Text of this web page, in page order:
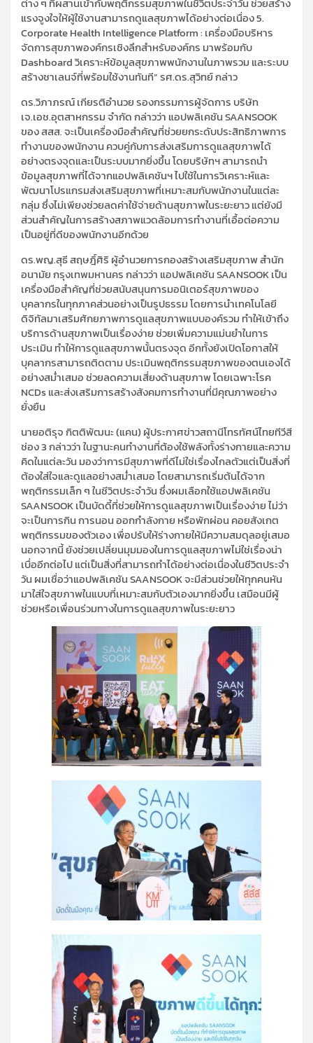
แรงจูงใจให้ผู้ใช้งานสามารถดูแลสุขภาพได้อย่างต่อเนื่อง 5.
Corporate Health Intelligence Platform : เครื่องมือบริหาร
จัดการสุขภาพองค์กรเชิงลึกสำหรับองค์กร มาพร้อมกับ
Dashboard วิเคราะห์ข้อมูลสุขภาพพนักงานในภาพรวม และระบบ
สร้างชาเลนจ์ที่พร้อมใช้งานทันที” รศ.ดร.สุวิทย์ กล่าว
ดร.วิภาภรณ์ เกียรติอำนวย รองกรรมการผู้จัดการ บริษัท
เจ.เอช.อุตสาหกรรม จำกัด กล่าวว่า แอปพลิเคชัน SAANSOOK
ของ สสส. จะเป็นเครื่องมือสำคัญที่ช่วยยกระดับประสิทธิภาพการ
ทำงานของพนักงาน ควบคู่กับการส่งเสริมการดูแลสุขภาพได้
อย่างตรงจุดและเป็นระบบมากยิ่งขึ้น โดยบริษัทฯ สามารถนำ
ข้อมูลสุขภาพที่ได้จากแอปพลิเคชันฯ ไปใช้ในการวิเคราะห์และ
พัฒนาโปรแกรมส่งเสริมสุขภาพที่เหมาะสมกับพนักงานในแต่ละ
กลุ่ม ซึ่งไม่เพียงช่วยลดค่าใช้จ่ายด้านสุขภาพในระยะยาว แต่ยังมี
ส่วนสำคัญในการสร้างสภาพแวดล้อมการทำงานที่เอื้อต่อความ
เป็นอยู่ที่ดีของพนักงานอีกด้วย
ดร.พญ.สุธี สฤษฎิ์ศิริ ผู้อำนวยการกองสร้างเสริมสุขภาพ สำนัก
อนามัย กรุงเทพมหานคร กล่าวว่า แอปพลิเคชัน SAANSOOK เป็น
เครื่องมือสำคัญที่ช่วยสนับสนุนการมอนิเตอร์สุขภาพของ
บุคลากรในทุกภาคส่วนอย่างเป็นรูปธรรม โดยการนำเทคโนโลยี
ดิจิทัลมาเสริมศักยภาพการดูแลสุขภาพแบบองค์รวม ทำให้เข้าถึง
บริการด้านสุขภาพเป็นเรื่องง่าย ช่วยเพิ่มความแม่นยำในการ
ประเมิน ทำให้การดูแลสุขภาพนั้นตรงจุด อีกทั้งยังเปิดโอกาสให้
บุคลากรสามารถติดตาม ประเมินพฤติกรรมสุขภาพของตนเองได้
อย่างสม่ำเสมอ ช่วยลดความเสี่ยงด้านสุขภาพ โดยเฉพาะโรค
NCDs และส่งเสริมการสร้างสังคมการทำงานที่มีคุณภาพอย่าง
ยั่งยืน
นายอติรุจ กิตติพัฒนะ (แคน) ผู้ประกาศข่าวสถานีโทรทัศน์ไทยทีวีสี
ช่อง 3 กล่าวว่า ในฐานะคนทำงานที่ต้องใช้พลังทั้งร่างกายและความ
คิดในแต่ละวัน มองว่าการมีสุขภาพที่ดีไม่ใช่เรื่องไกลตัวแต่เป็นสิ่งที่
ต้องใส่ใจและดูแลอย่างสม่ำเสมอ โดยสามารถเริ่มต้นได้จาก
พฤติกรรมเล็ก ๆ ในชีวิตประจำวัน ซึ่งผมเลือกใช้แอปพลิเคชัน
SAANSOOK เป็นบัดดี้ที่ช่วยให้การดูแลสุขภาพเป็นเรื่องง่าย ไม่ว่า
จะเป็นการกิน การนอน ออกกำลังกาย หรือพักผ่อน คอยสังเกต
พฤติกรรมของตัวเอง เพื่อปรับให้ร่างกายให้มีความสมดุลอยู่เสมอ
นอกจากนี้ ยังช่วยเปลี่ยนมุมมองในการดูแลสุขภาพไม่ใช่เรื่องน่า
เบื่ออีกต่อไป แต่เป็นสิ่งที่สามารถทำได้อย่างต่อเนื่องในชีวิตประจำ
วัน ผมเชื่อว่าแอปพลิเคชัน SAANSOOK จะมีส่วนช่วยให้ทุกคนหัน
มาใส่ใจสุขภาพในแบบที่เหมาะสมกับตัวเองมากยิ่งขึ้น เสมือนมีผู้
ช่วยหรือเพื่อนร่วมทางในการดูแลสุขภาพในระยะยาว